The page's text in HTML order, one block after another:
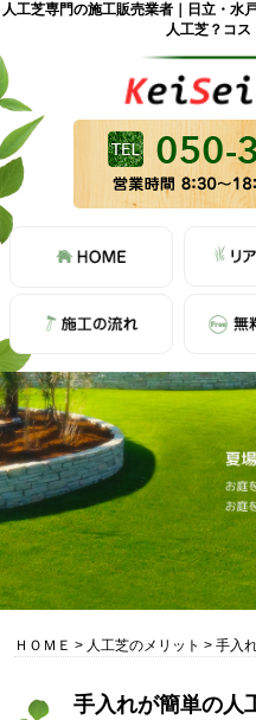
人工芝専門の施工販売業者｜日立・水
人工芝？コス
ＨＯＭＥ > 人工芝のメリット > 手入
手入れが簡単の人